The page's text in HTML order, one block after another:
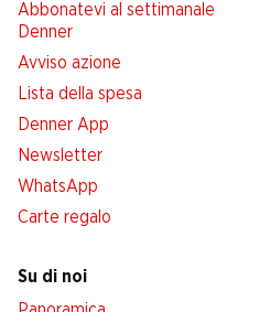
Abbonatevi al settimanale
Denner
Avviso azione
Lista della spesa
Denner App
Newsletter
WhatsApp
Carte regalo
Su di noi